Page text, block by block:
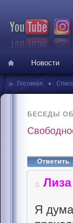
Новости
» Гостиная •
БЕСЕДЫ
Ответить
Лиза
Я